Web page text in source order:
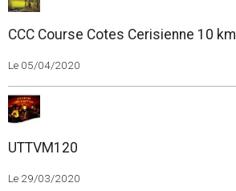
CCC Course Cotes Cerisienne 10 km
Le 05/04/2020
UTTVM120
Le 29/03/2020